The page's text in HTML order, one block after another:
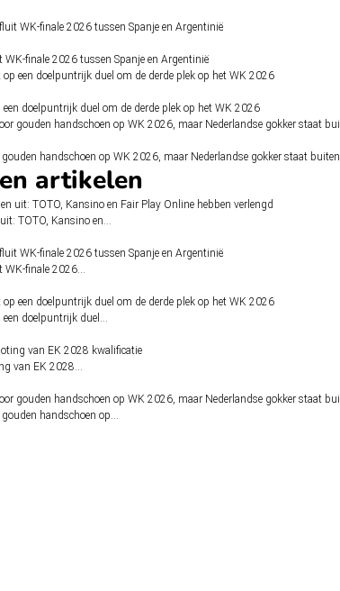
WK-finale 2026 tussen Spanje en Argentinië
doelpuntrijk duel om de derde plek op het WK 2026
handschoen op WK 2026, maar Nederlandse gokker staat
artikelen
TOTO, Kansino en…
WK-finale 2026…
doelpuntrijk duel…
van EK 2028…
handschoen op…